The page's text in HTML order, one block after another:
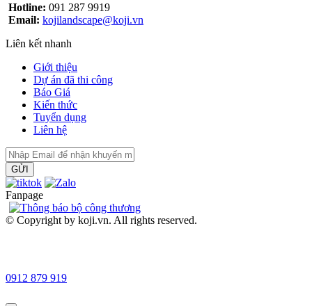
Hotline: 091 287 9919
Email: kojilandscape@koji.vn
Liên kết nhanh
Giới thiệu
Dự án đã thi công
Báo Giá
Kiến thức
Tuyển dụng
Liên hệ
GỬI
Fanpage
© Copyright by koji.vn. All rights reserved.
0912 879 919